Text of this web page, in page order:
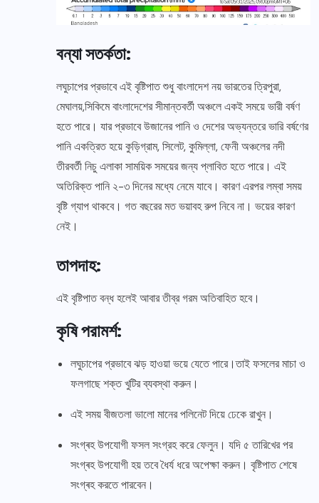
বন্যা সতর্কতা:
লঘুচাপের প্রভাবে এই বৃষ্টিপাত শুধু বাংলাদেশ নয় ভারতের ত্রিপুরা,
মেঘালয়,সিকিমে বাংলাদেশের সীমান্তবর্তী অঞ্চলে একই সময়ে ভারী বর্ষণ
হতে পারে। যার প্রভাবে উজানের পানি ও দেশের অভ্যন্তরে ভারি বর্ষণের
পানি একত্রিত হয়ে কুড়িগ্রাম, সিলেট, কুমিল্লা, ফেনী অঞ্চলের নদী
তীরবর্তী নিচু এলাকা সাময়িক সময়ের জন্য প্লাবিত হতে পারে। এই
অতিরিক্ত পানি ২-৩ দিনের মধ্যে নেমে যাবে। কারণ এরপর লম্বা সময়
বৃষ্টি গ্যাপ থাকবে। গত বছরের মত ভয়াবহ রুপ নিবে না। ভয়ের কারণ
নেই।
তাপদাহ:
এই বৃষ্টিপাত বন্ধ হলেই আবার তীব্র গরম অতিবাহিত হবে।
কৃষি পরামর্শ:
লঘুচাপের প্রভাবে ঝড় হাওয়া ভয়ে যেতে পারে।তাই ফসলের মাচা ও
ফলগাছে শক্ত খুটির ব্যবস্থা করুন।
এই সময় বীজতলা ভালো মানের পলিনেট দিয়ে ঢেকে রাখুন।
সংগ্ৰহ উপযোগী ফসল সংগ্রহ করে ফেলুন। যদি ৫ তারিখের পর
সংগ্ৰহ উপযোগী হয় তবে ধৈর্য ধরে অপেক্ষা করুন। বৃষ্টিপাত শেষে
সংগ্ৰহ করতে পারবেন।